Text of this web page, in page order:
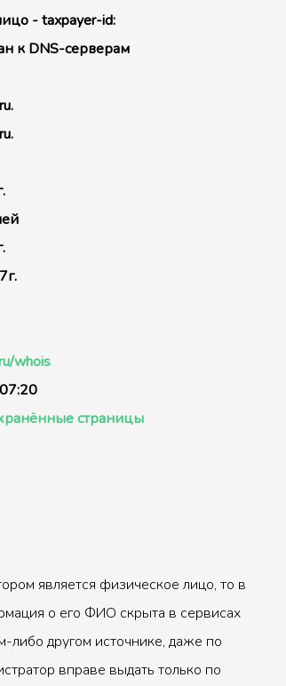
- taxpayer-id:
к DNS-серверам
whois
страницы
является физическое лицо, то в
о его ФИО скрыта в сервисах
либо другом источнике, даже по
вправе выдать только по